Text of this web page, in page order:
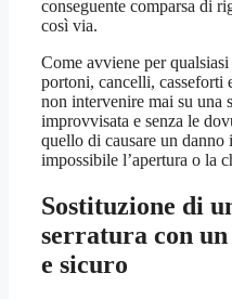
conseguente comparsa di
così via.
Come avviene per
portoni, cancelli, casseforti
non intervenire mai su una
improvvisata e senza le
quello di causare un danno
impossibile l’apertura o la
Sostituzione di
serratura con
e sicuro